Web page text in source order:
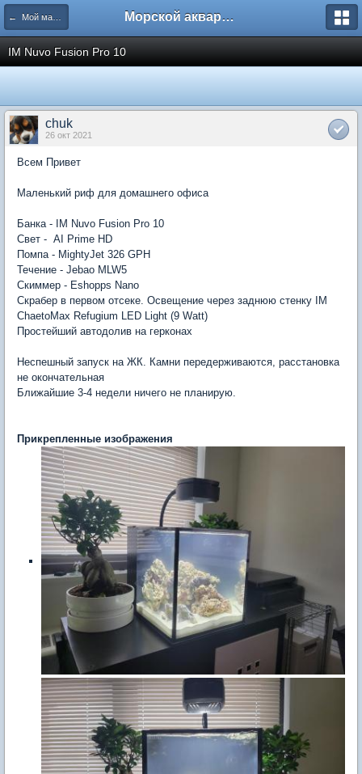
← Мой маленький морской аквариум Морской аквариум. Форумы ReefCentral.ru
IM Nuvo Fusion Pro 10
chuk
26 окт 2021
Всем Привет
Маленький риф для домашнего офиса
Банка - IM Nuvo Fusion Pro 10
Свет - AI Prime HD
Помпа - MightyJet 326 GPH
Течение - Jebao MLW5
Скиммер - Eshopps Nano
Скрабер в первом отсеке. Освещение через заднюю стенку IM
ChaetoMax Refugium LED Light (9 Watt)
Простейший автодолив на герконах
Неспешный запуск на ЖК. Камни передерживаются, расстановка
не окончательная
Ближайшие 3-4 недели ничего не планирую.
Прикрепленные изображения